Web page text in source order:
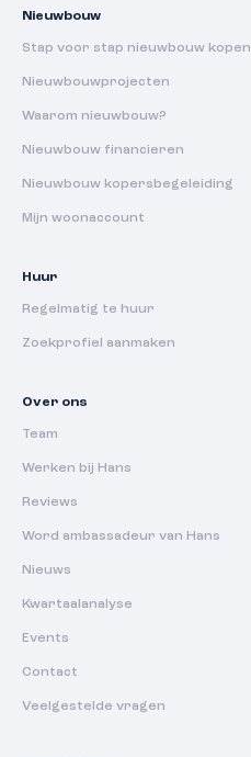
Nieuwbouw
Stap voor stap nieuwbouw kopen
Nieuwbouwprojecten
Waarom nieuwbouw?
Nieuwbouw financieren
Nieuwbouw kopersbegeleiding
Mijn woonaccount
Huur
Regelmatig te huur
Zoekprofiel aanmaken
Over ons
Team
Werken bij Hans
Reviews
Word ambassadeur van Hans
Nieuws
Kwartaalanalyse
Events
Contact
Veelgestelde vragen